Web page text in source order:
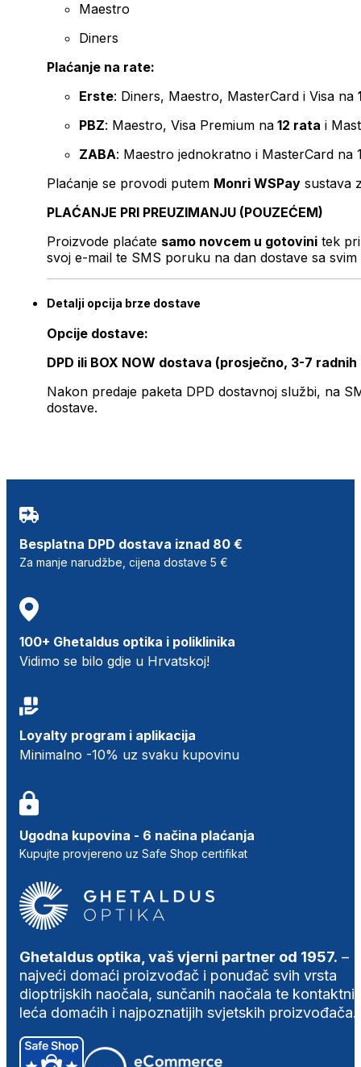
Maestro
Diners
Plaćanje na rate:
Erste: Diners, Maestro, MasterCard i Visa na
PBZ: Maestro, Visa Premium na 12 rata i
ZABA: Maestro jednokratno i MasterCard na
Plaćanje se provodi putem Monri WSPay sustava
PLAĆANJE PRI PREUZIMANJU (POUZEĆEM)
Proizvode plaćate samo novcem u gotovini tek
svoj e-mail te SMS poruku na dan dostave sa svim
Detalji opcija brze dostave
Opcije dostave:
DPD ili BOX NOW dostava (prosječno, 3-7 radnih
Nakon predaje paketa DPD dostavnoj službi, na
dostave.
Besplatna DPD dostava iznad 80 €
Za manje narudžbe, cijena dostave 5 €
100+ Ghetaldus optika i poliklinika
Vidimo se bilo gdje u Hrvatskoj!
Loyalty program i aplikacija
Minimalno -10% uz svaku kupovinu
Ugodna kupovina - 6 načina plaćanja
Kupujte provjereno uz Safe Shop certifikat
Ghetaldus optika, vaš vjerni partner od 1957. –
najveći domaći proizvođač i ponuđač svih vrsta
dioptrijskih naočala, sunčanih naočala te
leća domaćih i najpoznatijih svjetskih proizvođača.